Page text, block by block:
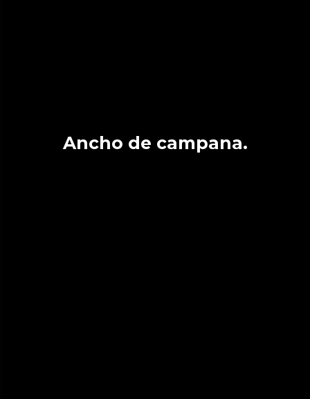
Ancho de campana.